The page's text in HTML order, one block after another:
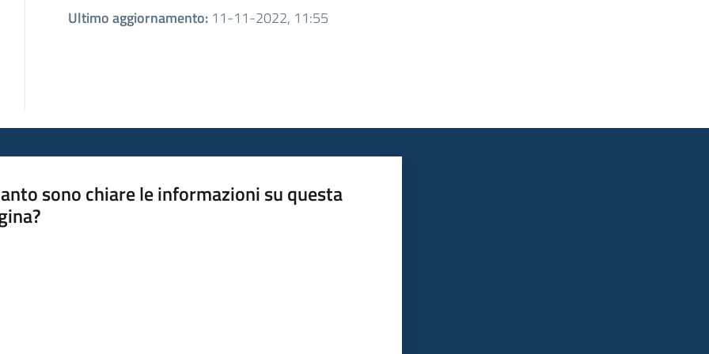
Ultimo aggiornamento: 11-11-2022, 11:55
sono chiare le informazioni su questa